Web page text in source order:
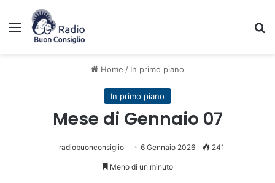
Menu
Home / In primo piano
In primo piano
Mese di Gennaio 07
radiobuonconsiglio 6 Gennaio 2026 241
Meno di un minuto